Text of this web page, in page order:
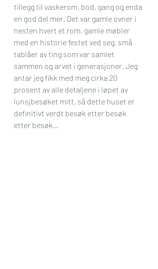
tillegg til vaskerom, bod, gang og enda
en god del mer. Det var gamle ovner i
nesten hvert et rom, gamle møbler
med en historie festet ved seg, små
tablåer av ting som var samlet
sammen og arvet i generasjoner. Jeg
antar jeg fikk med meg cirka 20
prosent av alle detaljene i løpet av
lunsjbesøket mitt, så dette huset er
definitivt verdt besøk etter besøk
etter besøk…